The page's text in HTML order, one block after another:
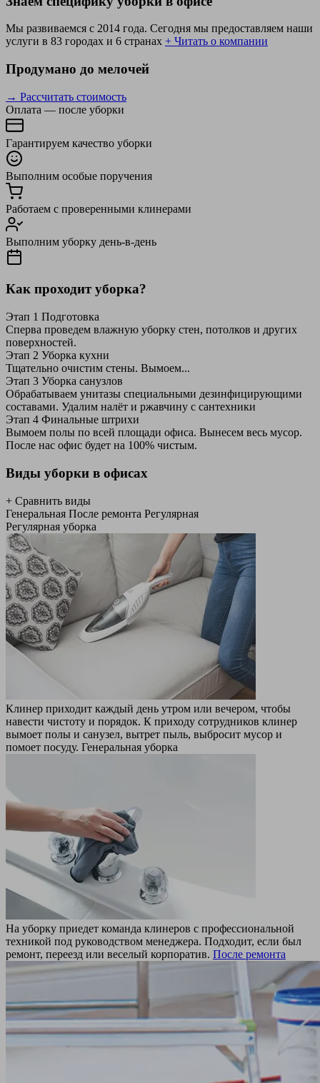
Мы развиваемся с 2014 года. Сегодня мы предоставляем наши
услуги в 83 городах и 6 странах + Читать о компании
Продумано до мелочей
→ Рассчитать стоимость
Оплата — после уборки
Гарантируем качество уборки
Выполним особые поручения
Работаем с проверенными клинерами
Выполним уборку день-в-день
Как проходит уборка?
Этап 1 Подготовка
Сперва проведем влажную уборку стен, потолков и других
поверхностей.
Этап 2 Уборка кухни
Тщательно очистим стены. Вымоем...
Этап 3 Уборка санузлов
Обрабатываем унитазы специальными дезинфицирующими
составами. Удалим налёт и ржавчину с сантехники
Этап 4 Финальные штрихи
Вымоем полы по всей площади офиса. Вынесем весь мусор.
После нас офис будет на 100% чистым.
Виды уборки в офисах
+ Сравнить виды
Генеральная После ремонта Регулярная
Регулярная уборка
Клинер приходит каждый день утром или вечером, чтобы
навести чистоту и порядок. К приходу сотрудников клинер
вымоет полы и санузел, вытрет пыль, выбросит мусор и
помоет посуду. Генеральная уборка
На уборку приедет команда клинеров с профессиональной
техникой под руководством менеджера. Подходит, если был
ремонт, переезд или веселый корпоратив. После ремонта